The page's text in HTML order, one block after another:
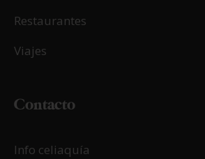
Restaurantes
Viajes
Contacto
Info celiaquía